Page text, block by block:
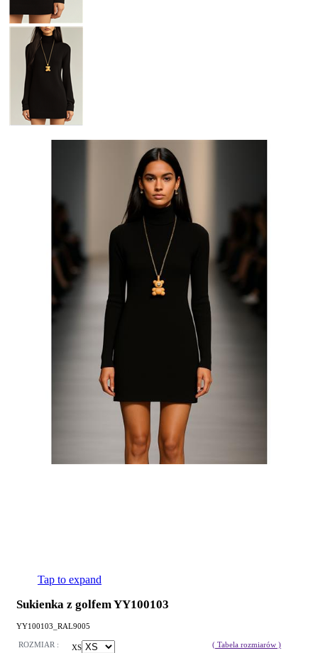
Tap to expand
Sukienka z golfem YY100103
YY100103_RAL9005
ROZMIAR : XS
( Tabela rozmiarów )